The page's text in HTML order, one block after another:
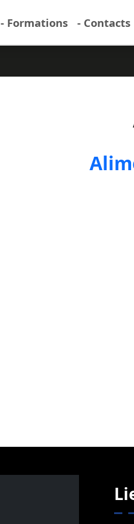
- Formations - Contacts